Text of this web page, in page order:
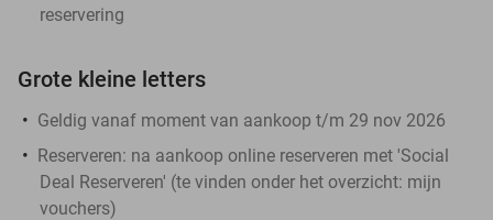
reservering
Grote kleine letters
Geldig vanaf moment van aankoop t/m 29 nov 2026
Reserveren: na aankoop online reserveren met 'Social
Deal Reserveren' (te vinden onder het overzicht: mijn
vouchers)